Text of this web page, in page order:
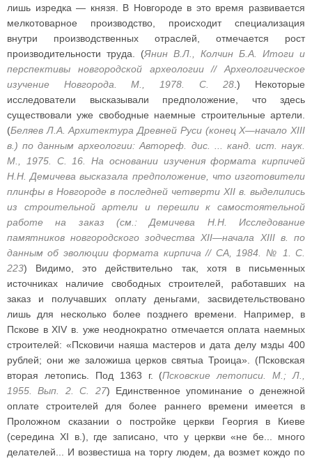
лишь изредка — князя. В Новгороде в это время развивается
мелкотоварное производство, происходит специализация
внутри производственных отраслей, отмечается рост
производительности труда. (Янин В.Л., Колчин Б.А. Итоги и
перспективы новгородской археологии // Археологическое
изучение Новгорода. М., 1978. С. 28 .) Некоторые
исследователи высказывали предположение, что здесь
существовали уже свободные наемные строительные артели.
(Беляев Л.А. Архитектура Древней Руси (конец X—начало XIII
в.) по данным археологии: Автореф. дис. ... канд. ист. наук.
М., 1975. С. 16. На основании изучения формата кирпичей
Н.Н. Демичева высказала предположение, что изготовители
плинфы в Новгороде в последней четверти XII в. выделились
из строительной артели и перешли к самостоятельной
работе на заказ (см.: Демичева Н.Н. Исследование
памятников новгородского зодчества XII—начала XIII в. по
данным об эволюции формата кирпича // СА, 1984. № 1. С.
223) Видимо, это действительно так, хотя в письменных
источниках наличие свободных строителей, работавших на
заказ и получавших оплату деньгами, засвидетельствовано
лишь для несколько более позднего времени. Например, в
Пскове в XIV в. уже неоднократно отмечается оплата наемных
строителей: «Псковичи наяша мастеров и дата делу мзды 400
рублей; они же заложиша церков святыа Троица». (Псковская
вторая летопись. Под 1363 г. (Псковские летописи. М.; Л.,
1955. Вып. 2. С. 27) Единственное упоминание о денежной
оплате строителей для более раннего времени имеется в
Проложном сказании о постройке церкви Георгия в Киеве
(середина XI в.), где записано, что у церкви «не бе... много
делателей... И возвестиша на торгу людем, да возмет кождо по